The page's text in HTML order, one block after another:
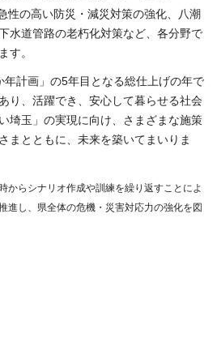
性の高い防災・減災対策の強化、八潮
水道管路の老朽化対策など、各分野で
す。
年計画」の5年目となる総仕上げの年で
り、活躍でき、安心して暮らせる社会
埼玉」の実現に向け、さまざまな施策
まとともに、未来を築いてまいりま
からシナリオ作成や訓練を繰り返すことによ
進し、県全体の危機・災害対応力の強化を図